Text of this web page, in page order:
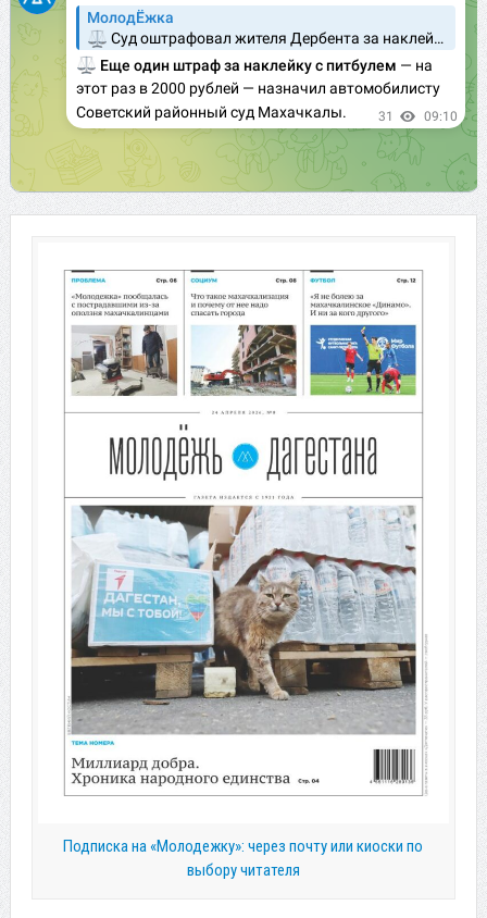
Подписка на «Молодежку»: через почту или киоски по
выбору читателя